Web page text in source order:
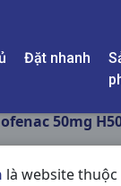
Đặt nhanh
là website thuộc
50mg